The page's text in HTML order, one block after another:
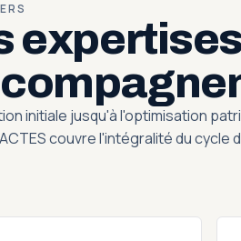
initiale jusqu'à l'optimisation
couvre l'intégralité du cycle